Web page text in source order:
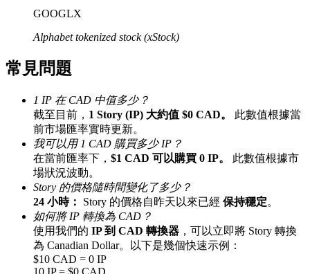
合夥人計劃
Bitrue渠道合伙人
最高達65%佣金！
GOOGLX
Alphabet tokenized stock (xStock)
常見問題
1 IP 在 CAD 中值多少？
截至目前， 1 Story (IP) 大約值 $0 CAD。
此數值根據當
前市場匯率實時更新。
我可以用 1 CAD 購買多少 IP？
在當前匯率下， $1 CAD 可以購買 0 IP。
此數值根據市
場狀況波動。
Story 的價格隨時間變化了多少？
24 小時：
Story 的價格自昨天以來已經 保持穩定。
如何將 IP 轉換為 CAD？
使用我們的 IP 到 CAD 轉換器 ，可以立即將 Story 轉換
為 Canadian Dollar。以下是幾個快速示例：
$10 CAD = 0 IP
10 IP = $0 CAD